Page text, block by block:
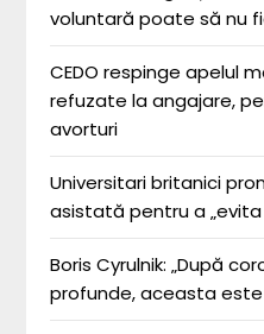
voluntară poate să nu
CEDO respinge apelul
refuzate la angajare,
avorturi
Universitari britanici
asistată pentru a „evita
Boris Cyrulnik: „După
profunde, aceasta este